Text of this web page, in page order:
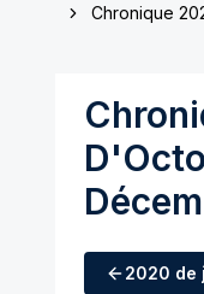
Chronique
2020 de